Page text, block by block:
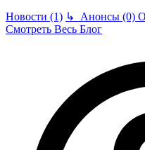
Новости (1) ↳ Анонсы (0)
Смотреть Весь Блог